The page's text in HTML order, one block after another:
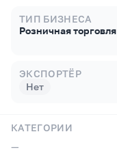
ТИП БИЗНЕСА
Розничная торговля
ЭКСПОРТЁР
Нет
КАТЕГОРИИ
—